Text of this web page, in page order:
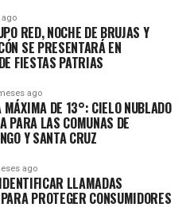
RED, NOCHE DE BRUJAS Y
SE PRESENTARÁ EN
FIESTAS PATRIAS
ago
MÁXIMA DE 13°: CIELO NUBLADO
PARA LAS COMUNAS DE
Y SANTA CRUZ
ago
LLAMADAS
PROTEGER CONSUMIDORES